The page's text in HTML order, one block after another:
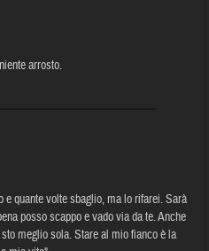
arrosto.
e quante volte sbaglio, ma lo rifarei. Sarà
posso scappo e vado via da te. Anche
meglio sola. Stare al mio fianco è la